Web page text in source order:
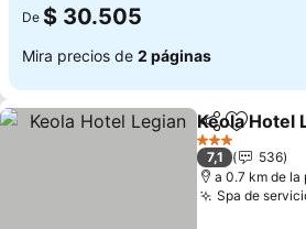
De $ 30.505
Mira precios de 2 páginas
Compartir
Agregar
Keola Hotel
3 Estrellas
7,1
536
a 0.7 km de la
Spa de